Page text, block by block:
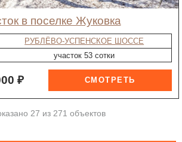
в поселке Жуковка
РУБЛЁВО-УСПЕНСКОЕ ШОССЕ
участок 53 сотки
₽
27 из 271 объектов